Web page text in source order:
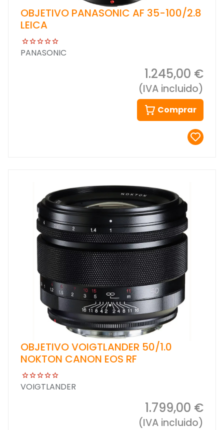
OBJETIVO PANASONIC AF 35-100/2.8
LEICA
PANASONIC
1.245,00 €
(IVA incluido)
Comprar
OBJETIVO VOIGTLANDER 50/1.0
NOKTON CANON EOS RF
VOIGTLANDER
1.799,00 €
(IVA incluido)